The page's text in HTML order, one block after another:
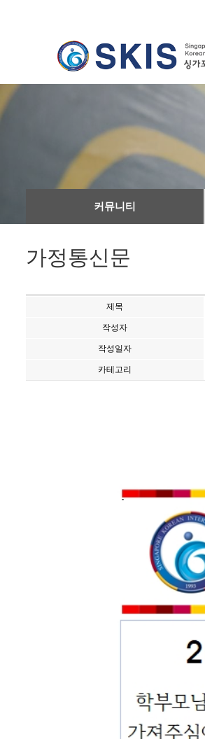
커뮤니티
가정통신문
제목
작성자
작성일자
카테고리